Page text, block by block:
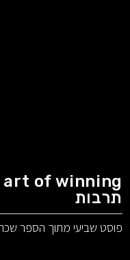
תרבות
פוסט שביעי מתוך הספר